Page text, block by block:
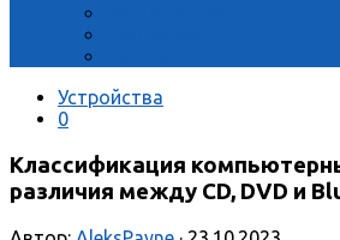
Устройства
0
Классификация
различия между CD, DVD и